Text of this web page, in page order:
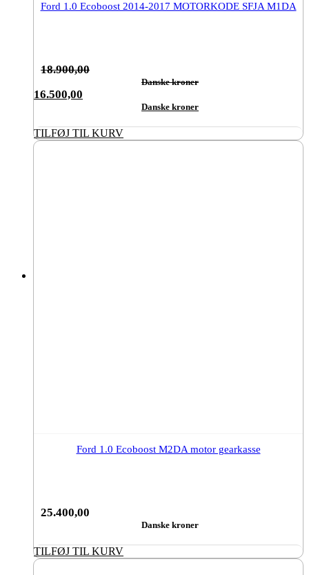
Ford 1.0 Ecoboost 2014-2017 MOTORKODE SFJA M1DA
18.900,00
Danske kroner
Den
var:
18.900,00Danske
16.500,00
Danske kroner
aktuelle
pris
TILFØJ TIL KURV
Ford 1.0 Ecoboost M2DA motor gearkasse
25.400,00
Danske kroner
TILFØJ TIL KURV